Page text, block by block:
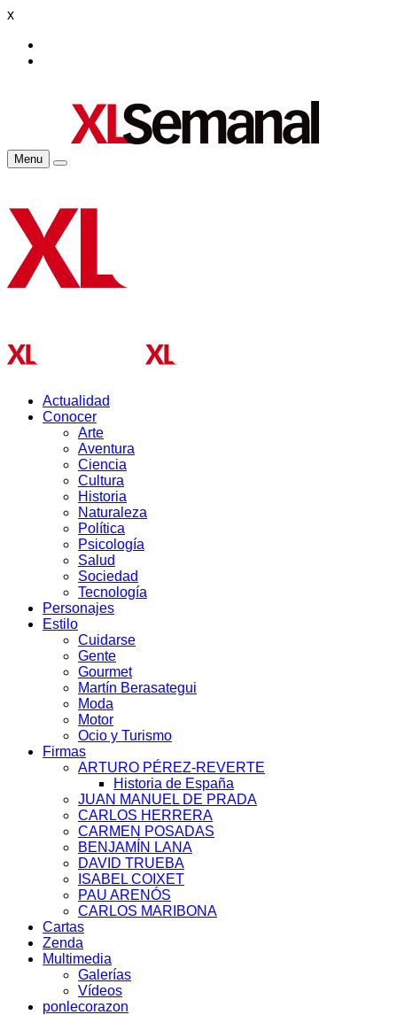
x
Menu
Actualidad
Conocer
Arte
Aventura
Ciencia
Cultura
Historia
Naturaleza
Política
Psicología
Salud
Sociedad
Tecnología
Personajes
Estilo
Cuidarse
Gente
Gourmet
Martín Berasategui
Moda
Motor
Ocio y Turismo
Firmas
ARTURO PÉREZ-REVERTE
Historia de España
JUAN MANUEL DE PRADA
CARLOS HERRERA
CARMEN POSADAS
BENJAMÍN LANA
DAVID TRUEBA
ISABEL COIXET
PAU ARENÓS
CARLOS MARIBONA
Cartas
Zenda
Multimedia
Galerías
Vídeos
ponlecorazon